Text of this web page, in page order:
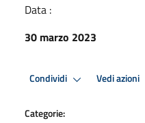
Data :
30 marzo 2023
Condividi Vedi azioni
Categorie: